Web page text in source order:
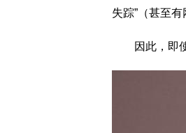
失踪”（甚至有
因此，即使